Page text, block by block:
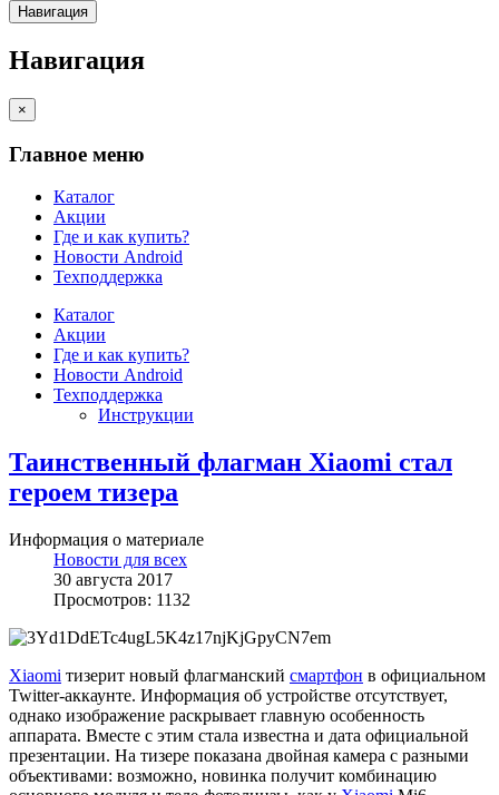
Навигация
Навигация
×
Главное меню
Каталог
Акции
Где и как купить?
Новости Android
Техподдержка
Каталог
Акции
Где и как купить?
Новости Android
Техподдержка
Инструкции
Таинственный флагман Xiaomi стал
героем тизера
Информация о материале
Новости для всех
30 августа 2017
Просмотров: 1132
Xiaomi тизерит новый флагманский смартфон в официальном
Twitter-аккаунте. Информация об устройстве отсутствует,
однако изображение раскрывает главную особенность
аппарата. Вместе с этим стала известна и дата официальной
презентации. На тизере показана двойная камера с разными
объективами: возможно, новинка получит комбинацию